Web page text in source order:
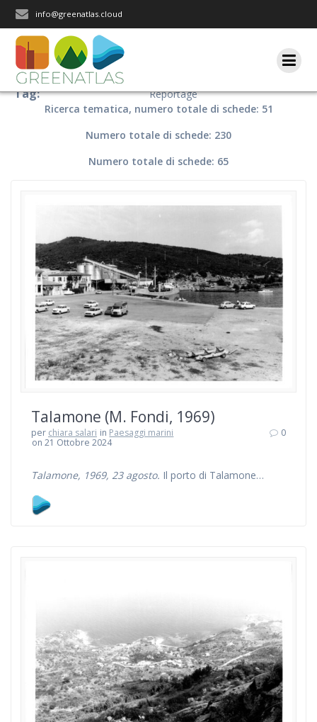
info@greenatlas.cloud
Tag:
Reportage
Ricerca tematica, numero totale di schede: 51
Numero totale di schede: 230
Numero totale di schede: 65
Talamone (M. Fondi, 1969)
per chiara salari in Paesaggi marini
on 21 Ottobre 2024
0
Talamone, 1969, 23 agosto. Il porto di Talamone…